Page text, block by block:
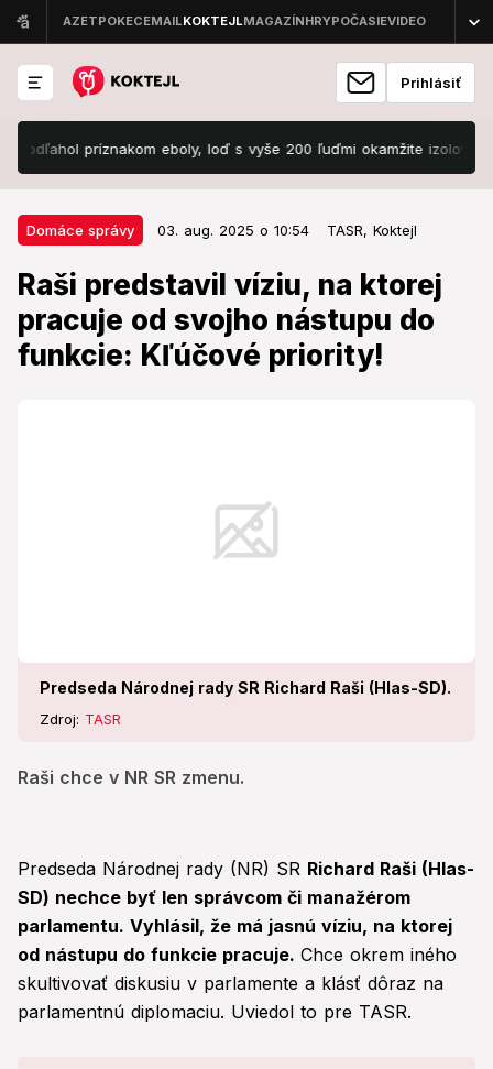
Prihlásiť
príznakom eboly, loď s vyše 200 ľuďmi okamžite izolovali!
Domáce správy 03. aug. 2025 o 10:54 TASR, Koktejl
Raši predstavil víziu, na ktorej
pracuje od svojho nástupu do
funkcie: Kľúčové priority!
Predseda Národnej rady SR Richard Raši (Hlas-SD).
Zdroj: TASR
Raši chce v NR SR zmenu.
Domáce správy 03. aug. 2025 o 10:54
Raši predstavil víziu, na ktorej
pracuje od svojho nástupu do
funkcie: Kľúčové priority!
Predseda Národnej rady (NR) SR Richard Raši (Hlas-
SD) nechce byť len správcom či manažérom
parlamentu. Vyhlásil, že má jasnú víziu, na ktorej
od nástupu do funkcie pracuje. Chce okrem iného
skultivovať diskusiu v parlamente a klásť dôraz na
parlamentnú diplomaciu. Uviedol to pre TASR.